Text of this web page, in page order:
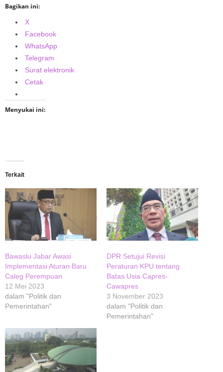
Bagikan ini:
X
Facebook
WhatsApp
Telegram
Surat elektronik
Cetak
Menyukai ini:
Terkait
Bawaslu Jabar Awasi
Implementasi Aturan Baru
Caleg Perempuan
12 Mei 2023
dalam "Politik dan
Pemerintahan"
DPR Setujui Revisi
Peraturan KPU tentang
Batas Usia Capres-
Cawapres
3 November 2023
dalam "Politik dan
Pemerintahan"